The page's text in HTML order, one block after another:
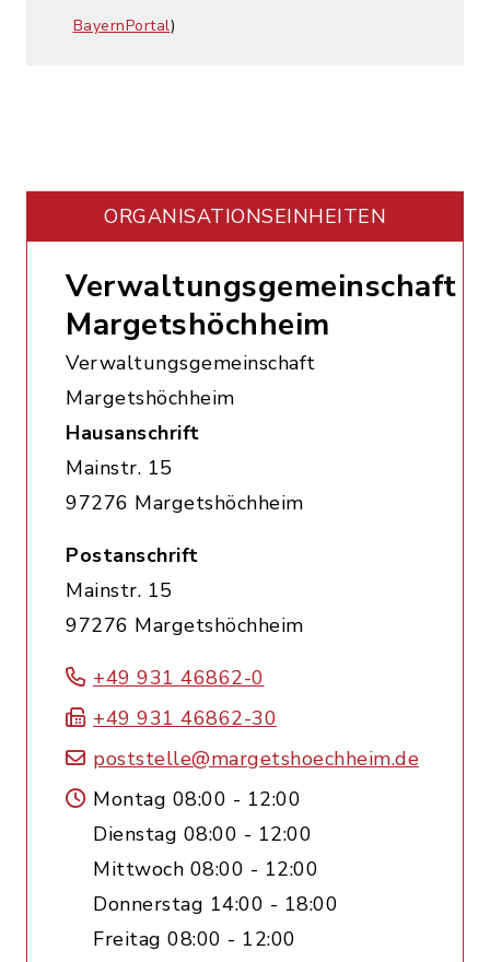
BayernPortal)
ORGANISATIONS­EINHEITEN
Verwaltungsgemeinschaft
Margetshöchheim
Verwaltungsgemeinschaft
Margetshöchheim
Hausanschrift
Mainstr. 15
97276 Margetshöchheim
Postanschrift
Mainstr. 15
97276 Margetshöchheim
+49 931 46862-0
+49 931 46862-30
poststelle@margetshoechheim.de
Montag 08:00 - 12:00
Dienstag 08:00 - 12:00
Mittwoch 08:00 - 12:00
Donnerstag 14:00 - 18:00
Freitag 08:00 - 12:00